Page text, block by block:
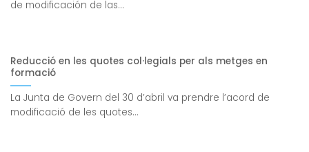
de modificación de las...
Reducció en les quotes col·legials per als metges en
formació
La Junta de Govern del 30 d’abril va prendre l’acord de
modificació de les quotes...